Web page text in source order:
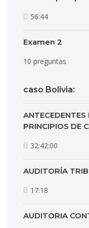
56:44
Examen 2
10 preguntas
caso Bolivia:
PRINCIPIOS DE
32:42:00
AUDITORÍA
17:18
AUDITORIA